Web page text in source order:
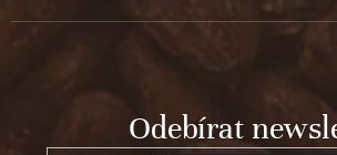
Odebírat